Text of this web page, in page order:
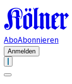
AboAbonnieren
Anmelden